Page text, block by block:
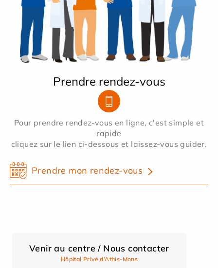
Prendre rendez-vous
Pour prendre rendez-vous en ligne, c'est simple et
rapide
cliquez sur le lien ci-dessous et laissez-vous guider.
Prendre mon rendez-vous
Venir au centre / Nous contacter
Hôpital Privé d’Athis-Mons